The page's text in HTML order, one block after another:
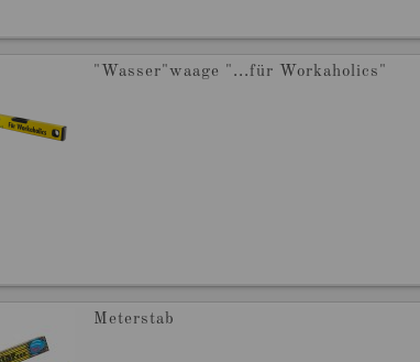
"Wasser"waage "...für Workaholics"
Meterstab